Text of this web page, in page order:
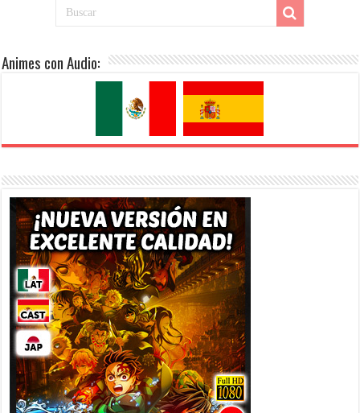
Animes con Audio: